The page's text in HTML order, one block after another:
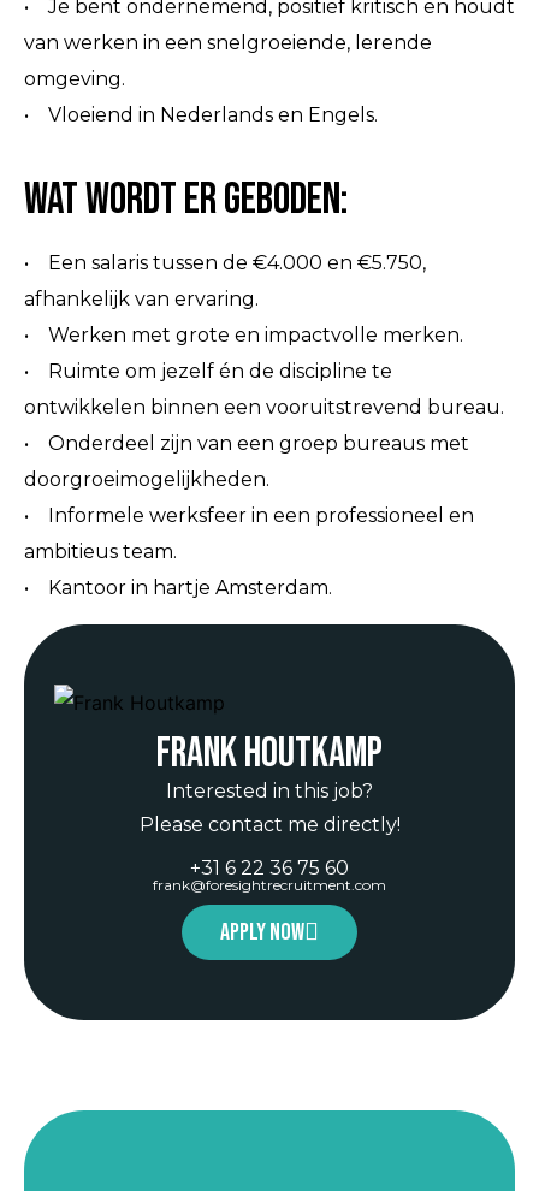
• Je bent ondernemend, positief kritisch en houdt
van werken in een snelgroeiende, lerende
omgeving.
• Vloeiend in Nederlands en Engels.
Wat wordt er geboden:
• Een salaris tussen de €4.000 en €5.750,
afhankelijk van ervaring.
• Werken met grote en impactvolle merken.
• Ruimte om jezelf én de discipline te
ontwikkelen binnen een vooruitstrevend bureau.
• Onderdeel zijn van een groep bureaus met
doorgroeimogelijkheden.
• Informele werksfeer in een professioneel en
ambitieus team.
• Kantoor in hartje Amsterdam.
Frank Houtkamp
Interested in this job?
Please contact me directly!
+31 6 22 36 75 60
frank@foresightrecruitment.com
Apply now